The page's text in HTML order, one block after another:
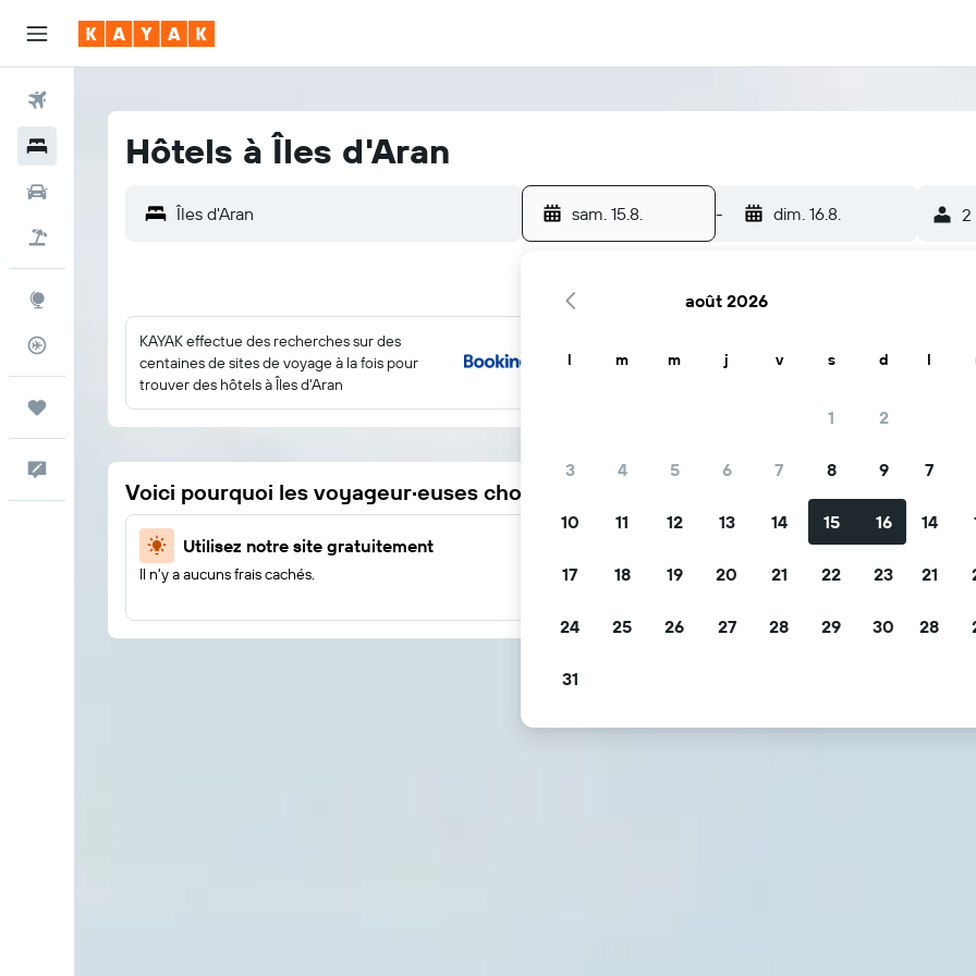
Suivi des vols
Commentaires
Hôtels à Îles d'Aran
sam. 15.8. - dim. 16.8. 2
KAYAK effectue des recherches sur des
centaines de sites de voyage à la fois pour
trouver des hôtels à Îles d'Aran
Voici pourquoi les voyageur·euses choisissent KAYAK
Utilisez notre site gratuitement
Il n'y a aucuns frais cachés.
Filtrez par annulation gratuite, petit déjeuner gratuit et
août 2026
l m m j v s d
1 2
3 4 5 6 7 8 9
10 11 12 13 14 15 16
17 18 19 20 21 22 23
24 25 26 27 28 29 30
31
l
7
14
21
28